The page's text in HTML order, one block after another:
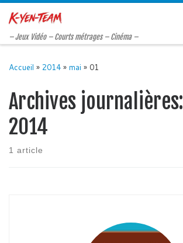
Passer au contenu
– Jeux Vidéo – Courts métrages – Cinéma –
Accueil » 2014 » mai » 01
Archives journalières:
2014
1 article